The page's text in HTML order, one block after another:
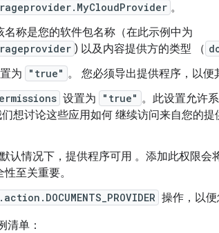
。
名称是您的软件包名称（在此示例中为
) 以及内容提供方的类型 （
为 "true" 。 您必须导出提供程序，以
设置为 "true" 。此设置允许
想讨论这些应用如何 继续访问来自您的
认情况下，提供程序可用 。添加此权限会
至关重要。
操作，以
清单：